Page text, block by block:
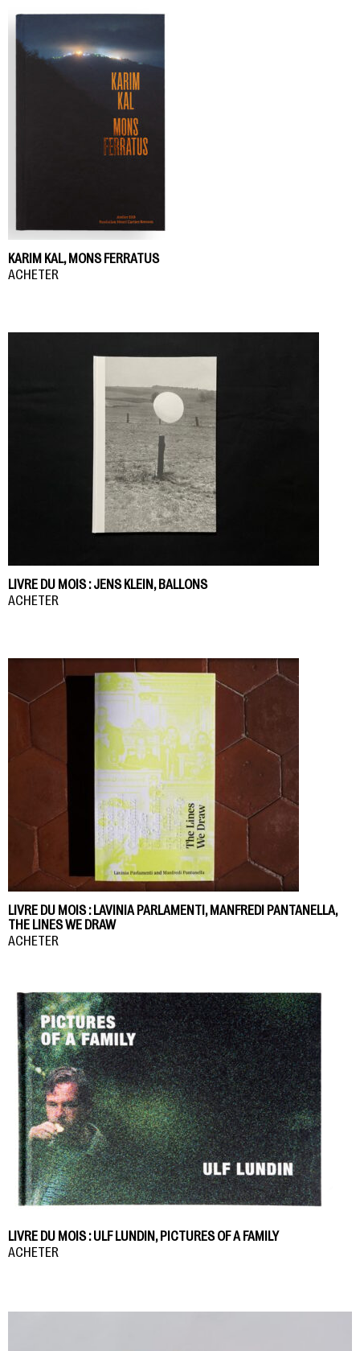
KARIM KAL, MONS FERRATUS
ACHETER
LIVRE DU MOIS : JENS KLEIN, BALLONS
ACHETER
LIVRE DU MOIS : LAVINIA PARLAMENTI, MANFREDI PANTANELLA,
THE LINES WE DRAW
ACHETER
LIVRE DU MOIS : ULF LUNDIN, PICTURES OF A FAMILY
ACHETER